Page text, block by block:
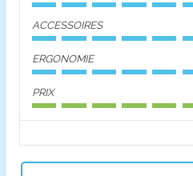
ACCESSOIRES
ERGONOMIE
PRIX